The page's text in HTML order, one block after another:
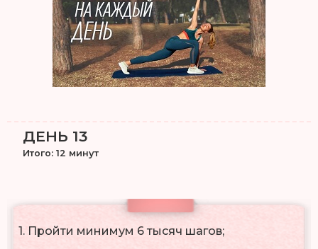
1. Пройти минимум 6 тысяч шагов;
ДЕНЬ 13
Итого: 12 минут